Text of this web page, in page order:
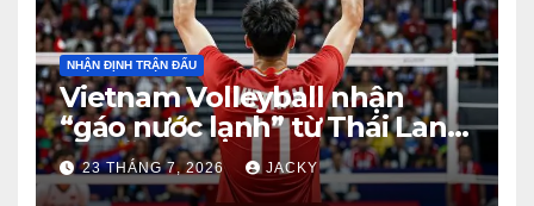
NHẬN ĐỊNH TRẬN ĐẤU
Vietnam Volleyball nhận
“gáo nước lạnh” từ Thái Lan:
Từ dẫn 2-0 đến thua ngược 2-
3 đầy tiếc nuối
23 THÁNG 7, 2026 JACKY